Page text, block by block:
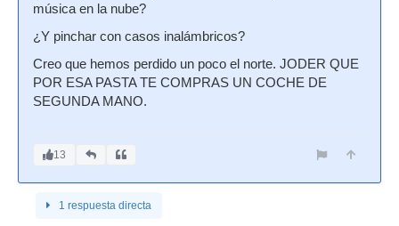
música en la nube?
¿Y pinchar con casos inalámbricos?
Creo que hemos perdido un poco el norte. JODER QUE
POR ESA PASTA TE COMPRAS UN COCHE DE
SEGUNDA MANO.
13
1 respuesta directa